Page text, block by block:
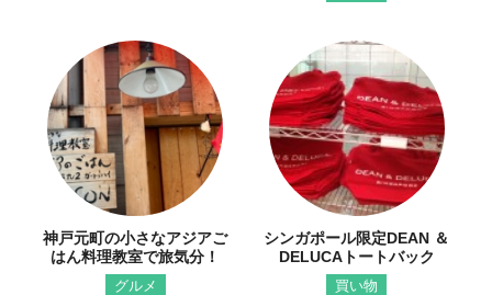
神戸元町の小さなアジアご
はん料理教室で旅気分！
グルメ
シンガポール限定DEAN ＆
DELUCAトートバック
買い物